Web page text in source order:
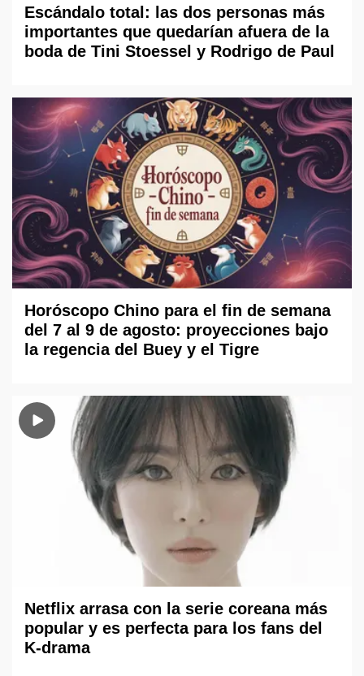
Escándalo total: las dos personas más
importantes que quedarían afuera de la
boda de Tini Stoessel y Rodrigo de Paul
Horóscopo Chino para el fin de semana
del 7 al 9 de agosto: proyecciones bajo
la regencia del Buey y el Tigre
Netflix arrasa con la serie coreana más
popular y es perfecta para los fans del
K-drama